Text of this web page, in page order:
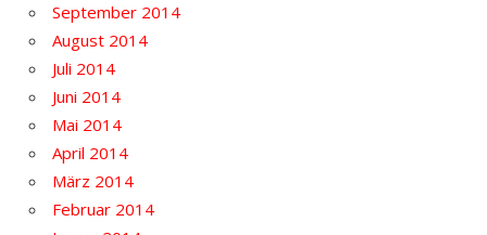
September 2014
August 2014
Juli 2014
Juni 2014
Mai 2014
April 2014
März 2014
Februar 2014